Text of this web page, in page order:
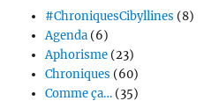
#ChroniquesCibyllines (8)
Agenda(6)
Aphorisme(23)
Chroniques (60)
Comme ça…(35)